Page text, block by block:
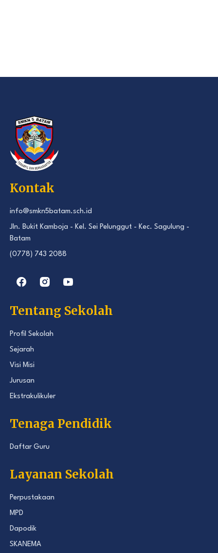
Kontak
info@smkn5batam.sch.id
Jln. Bukit Kamboja - Kel. Sei Pelunggut - Kec. Sagulung -
Batam
(0778) 743 2088
Tentang Sekolah
Profil Sekolah
Sejarah
Visi Misi
Jurusan
Ekstrakulikuler
Tenaga Pendidik
Daftar Guru
Layanan Sekolah
Perpustakaan
MPD
Dapodik
SKANEMA